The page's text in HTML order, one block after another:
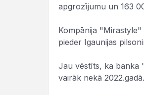
apgrozījumu un 163
Kompānija
pieder Igaunijas
Jau vēstīts, ka banka
vairāk nekā 2022.gadā.